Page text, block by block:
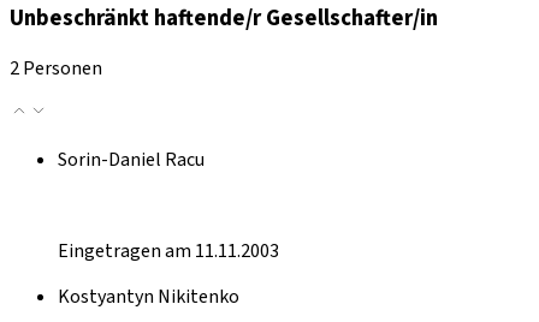
Unbeschränkt haftende/r Gesellschafter/in
2 Personen
Sorin-Daniel Racu
Eingetragen am 11.11.2003
Kostyantyn Nikitenko